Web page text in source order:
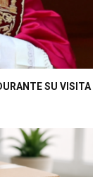
SU VISITA